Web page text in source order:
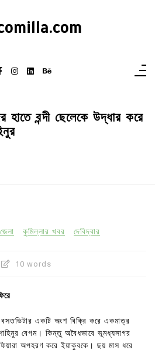
হাতে বন্দী ছেলেকে উদ্ধার করে
কুমিল্লার খবর দেবিদ্বার
10 words
বসতভিটার একটি অংশ বিক্রি করে একমাত্র
বেগম। কিন্তু অবৈধভাবে ভূমধ্যসাগর
অপহরণ করে ইয়াকুবকে। ছয় মাস ধরে